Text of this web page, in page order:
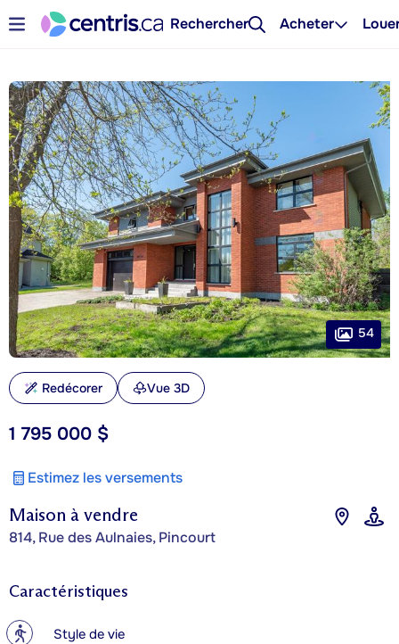
Rechercher Acheter
Maison à vendre
814, Rue des Aulnaies, Pincourt
1 795 000 $
Estimez les versements
54
Redécorer Vue 3D
Caractéristiques
? Style de vie